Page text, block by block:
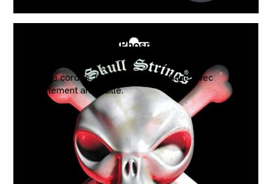
Skull acoustique Phosphore Bronze
Coated 10/47
Jeu de cordes 10/47 Skull acoustique avec
revêtement antirouille.
€18.9